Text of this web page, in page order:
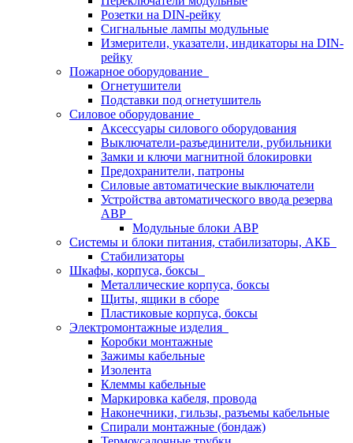
Розетки на DIN-рейку
Сигнальные лампы модульные
Измерители, указатели, индикаторы на DIN-
рейку
Пожарное оборудование
Огнетушители
Подставки под огнетушитель
Силовое оборудование
Аксессуары силового оборудования
Выключатели-разъединители, рубильники
Замки и ключи магнитной блокировки
Предохранители, патроны
Силовые автоматические выключатели
Устройства автоматического ввода резерва
АВР
Модульные блоки АВР
Системы и блоки питания, стабилизаторы, АКБ
Стабилизаторы
Шкафы, корпуса, боксы
Металлические корпуса, боксы
Щиты, ящики в сборе
Пластиковые корпуса, боксы
Электромонтажные изделия
Коробки монтажные
Зажимы кабельные
Изолента
Клеммы кабельные
Маркировка кабеля, провода
Наконечники, гильзы, разъемы кабельные
Спирали монтажные (бондаж)